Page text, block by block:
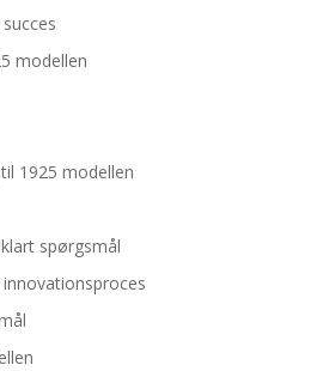
modellen
1925 modellen
spørgsmål